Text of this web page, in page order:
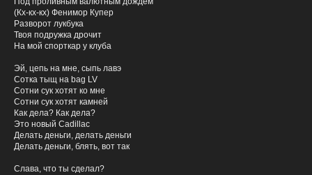
(Кх-кх-кх) Фенимор Купер
Разворот лукбука
Твоя подружка дрочит
На мой спорткар у клуба
Эй, цепь на мне, сыпь лавэ
Сотка тыщ на bag LV
Сотни сук хотят ко мне
Сотни сук хотят камней
Как дела? Как дела?
Это новый Cadillac
Делать деньги, делать деньги
Делать деньги, блять, вот так
Слава, что ты сделал?
Укажите Ваш никнейм
Прикрепите ссылку на демо для ознакомления
Пришлите ссылку на карточку исполнителя в
Яндекс Музыке
(если ранее уже издавали треки)